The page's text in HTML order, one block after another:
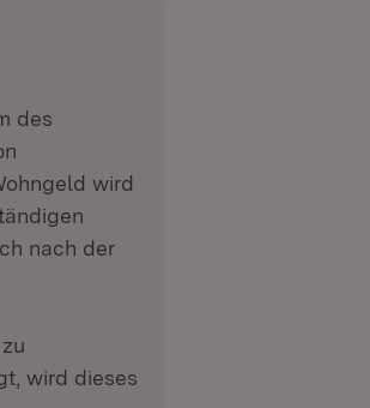
des
wird
nach der
wird dieses